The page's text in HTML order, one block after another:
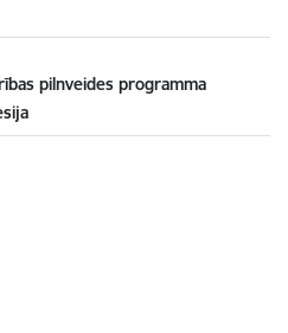
pilnveides programma